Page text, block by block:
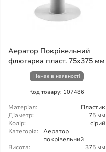
Аератор Покрівельний
флюгарка пласт. 75х375 мм
Немає в наявності
Код товару: 107486
Матеріал:
Пластик
Діаметр:
75 мм
Колір:
сірий
Категорія:
Аератор
покрівельний
Висота:
375 мм